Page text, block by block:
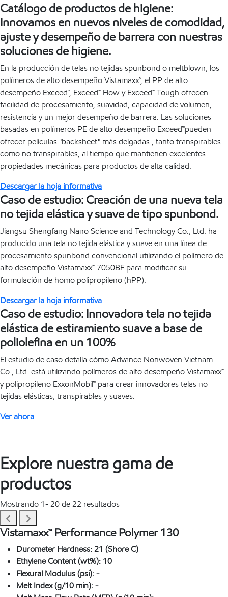
Catálogo de productos de higiene:
Innovamos en nuevos niveles de comodidad,
ajuste y desempeño de barrera con nuestras
soluciones de higiene.
En la producción de telas no tejidas spunbond o meltblown, los
polímeros de alto desempeño Vistamaxx™, el PP de alto
desempeño Exceed™, Exceed™ Flow y Exceed™ Tough ofrecen
facilidad de procesamiento, suavidad, capacidad de volumen,
resistencia y un mejor desempeño de barrera. Las soluciones
basadas en polímeros PE de alto desempeño Exceed™pueden
ofrecer películas "backsheet" más delgadas , tanto transpirables
como no transpirables, al tiempo que mantienen excelentes
propiedades mecánicas para productos de alta calidad.
Descargar la hoja informativa
Caso de estudio: Creación de una nueva tela
no tejida elástica y suave de tipo spunbond.
Jiangsu Shengfang Nano Science and Technology Co., Ltd. ha
producido una tela no tejida elástica y suave en una línea de
procesamiento spunbond convencional utilizando el polímero de
alto desempeño Vistamaxx™ 7050BF para modificar su
formulación de homo polipropileno (hPP).
Descargar la hoja informativa
Caso de estudio: Innovadora tela no tejida
elástica de estiramiento suave a base de
poliolefina en un 100%
El estudio de caso detalla cómo Advance Nonwoven Vietnam
Co., Ltd. está utilizando polímeros de alto desempeño Vistamaxx™
y polipropileno ExxonMobil™ para crear innovadores telas no
tejidas elásticas, transpirables y suaves.
Ver ahora
Explore nuestra gama de
productos
Mostrando 1-20de 22 resultados
Vistamaxx™ Performance Polymer 130
Durometer Hardness:21 (Shore C)
Ethylene Content (wt%): 10
Flexural Modulus (psi):-
Melt Index (g/10 min):-